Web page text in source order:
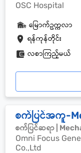
OSC Hospital
ရန်ကုန်တိုင်း
မြောက်ဥက္ကလာ
လစာကြည့်မယ်
စက်ပြင်အကူ-
စက်ပြင်ဆရာ |
Omni Focus
Co.,Ltd